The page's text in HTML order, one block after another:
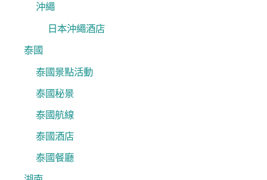
沖繩
日本沖繩酒店
泰國
泰國景點活動
泰國秘景
泰國航線
泰國酒店
泰國餐廳